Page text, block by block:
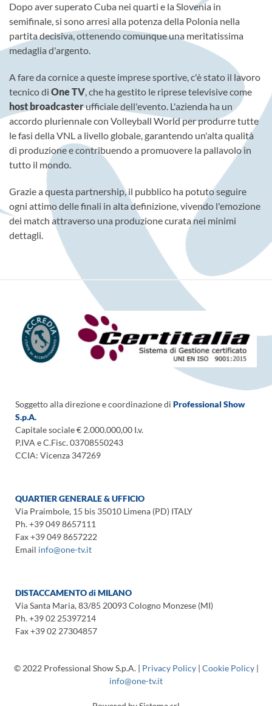
Dopo aver superato Cuba nei quarti e la Slovenia in
semifinale, si sono arresi alla potenza della Polonia nella
partita decisiva, ottenendo comunque una meritatissima
medaglia d'argento.
A fare da cornice a queste imprese sportive, c'è stato il lavoro
tecnico di One TV, che ha gestito le riprese televisive come
host broadcasterufficiale dell'evento. L'azienda ha un
accordo pluriennale con Volleyball World per produrre tutte
le fasi della VNL a livello globale, garantendo un'alta qualità
di produzione e contribuendo a promuovere la pallavolo in
tutto il mondo.
Grazie a questa partnership, il pubblico ha potuto seguire
ogni attimo delle finali in alta definizione, vivendo l'emozione
dei match attraverso una produzione curata nei minimi
dettagli.
Soggetto alla direzione e coordinazione di Professional Show
S.p.A.
Capitale sociale € 2.000.000,00 I.v.
P.IVA e C.Fisc. 03708550243
CCIA: Vicenza 347269
QUARTIER GENERALE & UFFICIO
Via Praimbole, 15 bis 35010 Limena (PD) ITALY
Ph. +39 049 8657111
Fax +39 049 8657222
Email info@one-tv.it
DISTACCAMENTO di MILANO
Via Santa Maria, 83/85 20093 Cologno Monzese (MI)
Ph. +39 02 25397214
Fax +39 02 27304857
© 2022 Professional Show S.p.A. | Privacy Policy| Cookie Policy|
info@one-tv.it